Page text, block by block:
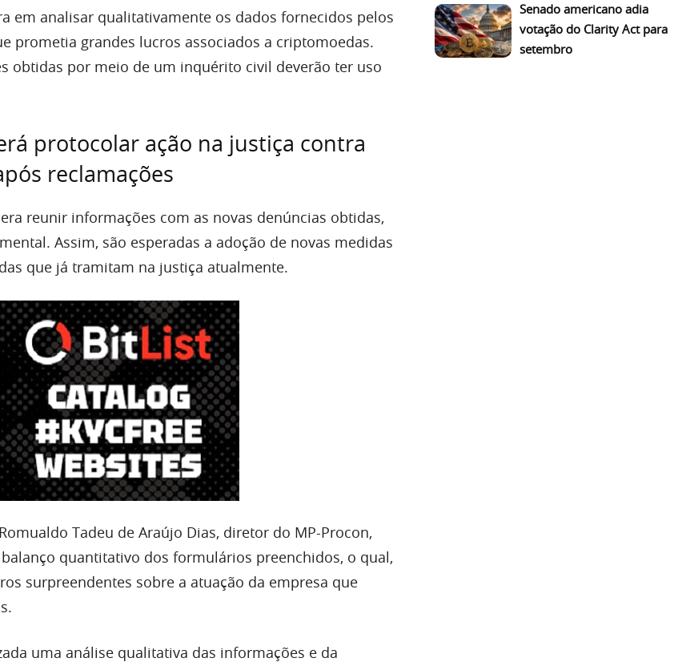
em analisar qualitativamente os dados fornecidos pelos
prometia grandes lucros associados a criptomoedas.
obtidas por meio de um inquérito civil deverão ter uso
protocolar ação na justiça contra
reclamações
reunir informações com as novas denúncias obtidas,
Assim, são esperadas a adoção de novas medidas
que já tramitam na justiça atualmente.
Tadeu de Araújo Dias, diretor do MP-Procon,
quantitativo dos formulários preenchidos, o qual,
surpreendentes sobre a atuação da empresa que
uma análise qualitativa das informações e da
Senado americano adia
votação do Clarity Act para
setembro